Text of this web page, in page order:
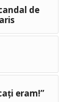
de
eram!”